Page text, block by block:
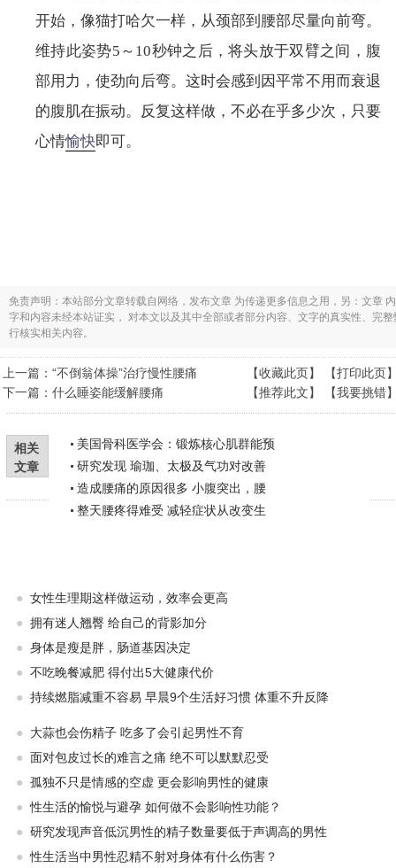
开始，像猫打哈欠一样，从颈部到腰部尽量向前弯。
维持此姿势5～10秒钟之后，将头放于双臂之间，腹
部用力，使劲向后弯。这时会感到因平常不用而衰退
的腹肌在振动。反复这样做，不必在乎多少次，只要
心情愉快即可。
免责声明：本站部分文章转载自网络，发布文章 为传递更多信息之用，另：文章
字和内容未经本站证实， 对本文以及其中全部或者部分内容、文字的真实性、完
行核实相关内容。
上一篇： “不倒翁体操”治疗慢性腰痛
下一篇： 什么睡姿能缓解腰痛
【收藏此页】 【打印此页
【推荐此文】 【我要挑错
相关
文章
美国骨科医学会：锻炼核心肌群能预
研究发现 瑜珈、太极及气功对改善
造成腰痛的原因很多 小腹突出，腰
整天腰疼得难受 减轻症状从改变生
● 女性生理期这样做运动，效率会更高
● 拥有迷人翘臀 给自己的背影加分
● 身体是瘦是胖，肠道基因决定
● 不吃晚餐减肥 得付出5大健康代价
● 持续燃脂减重不容易 早晨9个生活好习惯 体重不升反降
●
大蒜也会伤精子 吃多了会引起男性不育
● 面对包皮过长的难言之痛 绝不可以默默忍受
● 孤独不只是情感的空虚 更会影响男性的健康
● 性生活的愉悦与避孕 如何做不会影响性功能？
● 研究发现声音低沉男性的精子数量要低于声调高的男性
● 性生活当中男性忍精不射对身体有什么伤害？